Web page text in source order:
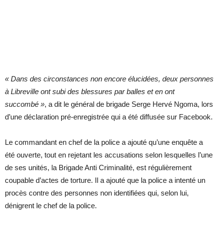
« Dans des circonstances non encore élucidées, deux personnes
à Libreville ont subi des blessures par balles et en ont
succombé », a dit le général de brigade Serge Hervé Ngoma, lors
d’une déclaration pré-enregistrée qui a été diffusée sur Facebook.
Le commandant en chef de la police a ajouté qu’une enquête a
été ouverte, tout en rejetant les accusations selon lesquelles l’une
de ses unités, la Brigade Anti Criminalité, est régulièrement
coupable d’actes de torture. Il a ajouté que la police a intenté un
procès contre des personnes non identifiées qui, selon lui,
dénigrent le chef de la police.